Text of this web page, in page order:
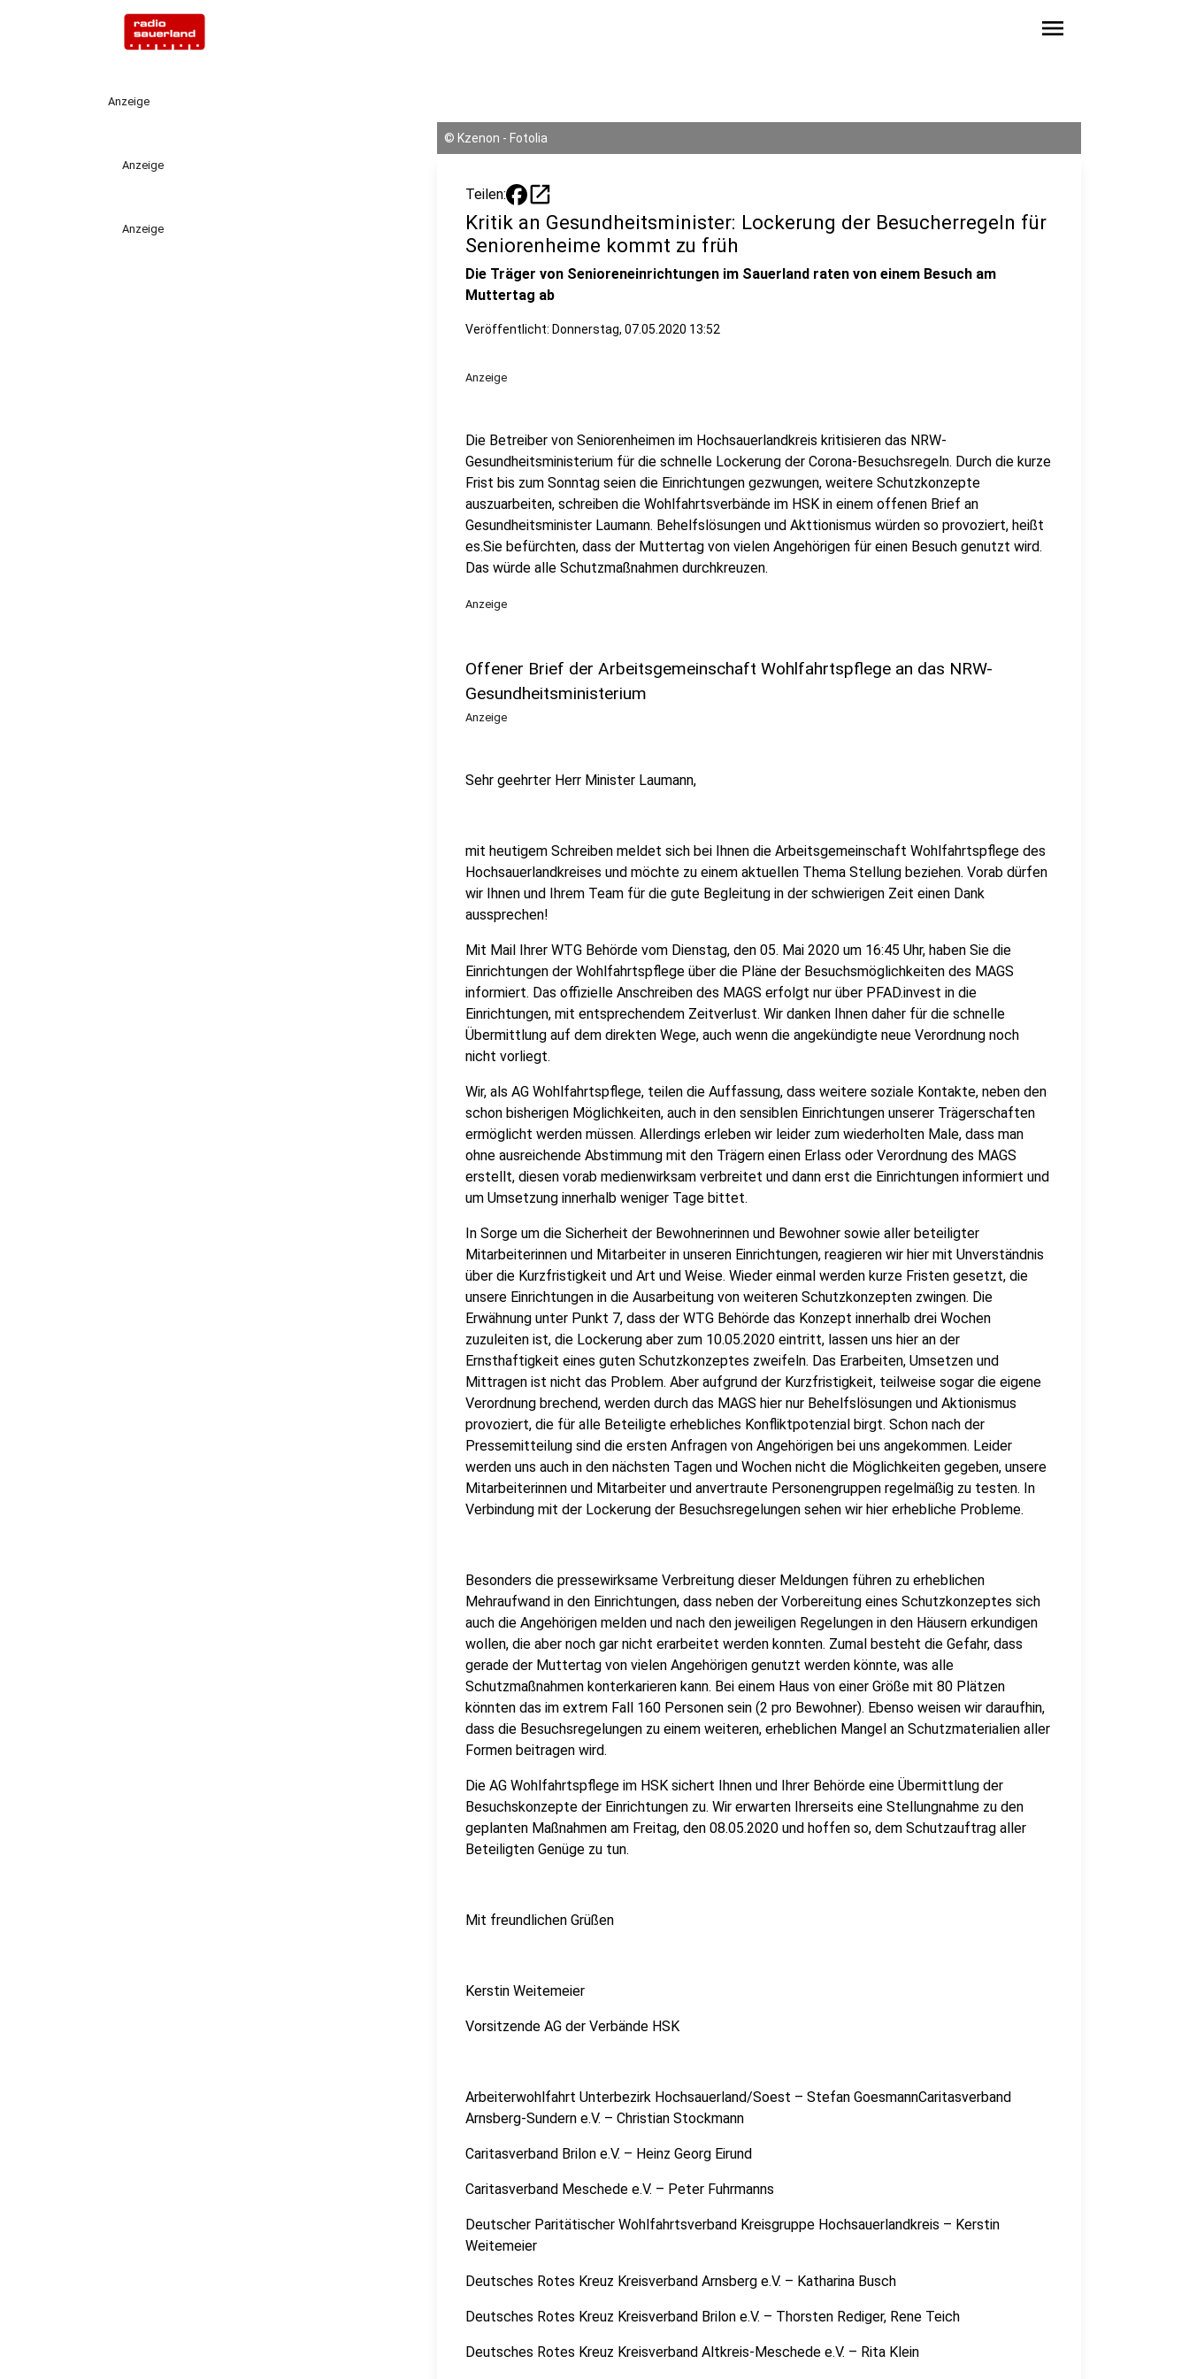
menu
Anzeige
Anzeige
Anzeige
© Kzenon - Fotolia
Teilen: open_in_new
Kritik an Gesundheitsminister: Lockerung der Besucherregeln für
Seniorenheime kommt zu früh
Die Träger von Senioreneinrichtungen im Sauerland raten von einem Besuch am
Muttertag ab
Veröffentlicht: Donnerstag, 07.05.2020 13:52
Anzeige
Die Betreiber von Seniorenheimen im Hochsauerlandkreis kritisieren das NRW-
Gesundheitsministerium für die schnelle Lockerung der Corona-Besuchsregeln. Durch die kurze
Frist bis zum Sonntag seien die Einrichtungen gezwungen, weitere Schutzkonzepte
auszuarbeiten, schreiben die Wohlfahrtsverbände im HSK in einem offenen Brief an
Gesundheitsminister Laumann. Behelfslösungen und Akttionismus würden so provoziert, heißt
es.Sie befürchten, dass der Muttertag von vielen Angehörigen für einen Besuch genutzt wird.
Das würde alle Schutzmaßnahmen durchkreuzen.
Anzeige
Offener Brief der Arbeitsgemeinschaft Wohlfahrtspflege an das NRW-
Gesundheitsministerium
Anzeige
Sehr geehrter Herr Minister Laumann,
mit heutigem Schreiben meldet sich bei Ihnen die Arbeitsgemeinschaft Wohlfahrtspflege des
Hochsauerlandkreises und möchte zu einem aktuellen Thema Stellung beziehen. Vorab dürfen
wir Ihnen und Ihrem Team für die gute Begleitung in der schwierigen Zeit einen Dank
aussprechen!
Mit Mail Ihrer WTG Behörde vom Dienstag, den 05. Mai 2020 um 16:45 Uhr, haben Sie die
Einrichtungen der Wohlfahrtspflege über die Pläne der Besuchsmöglichkeiten des MAGS
informiert. Das offizielle Anschreiben des MAGS erfolgt nur über PFAD.invest in die
Einrichtungen, mit entsprechendem Zeitverlust. Wir danken Ihnen daher für die schnelle
Übermittlung auf dem direkten Wege, auch wenn die angekündigte neue Verordnung noch
nicht vorliegt.
Wir, als AG Wohlfahrtspflege, teilen die Auffassung, dass weitere soziale Kontakte, neben den
schon bisherigen Möglichkeiten, auch in den sensiblen Einrichtungen unserer Trägerschaften
ermöglicht werden müssen. Allerdings erleben wir leider zum wiederholten Male, dass man
ohne ausreichende Abstimmung mit den Trägern einen Erlass oder Verordnung des MAGS
erstellt, diesen vorab medienwirksam verbreitet und dann erst die Einrichtungen informiert und
um Umsetzung innerhalb weniger Tage bittet.
In Sorge um die Sicherheit der Bewohnerinnen und Bewohner sowie aller beteiligter
Mitarbeiterinnen und Mitarbeiter in unseren Einrichtungen, reagieren wir hier mit Unverständnis
über die Kurzfristigkeit und Art und Weise. Wieder einmal werden kurze Fristen gesetzt, die
unsere Einrichtungen in die Ausarbeitung von weiteren Schutzkonzepten zwingen. Die
Erwähnung unter Punkt 7, dass der WTG Behörde das Konzept innerhalb drei Wochen
zuzuleiten ist, die Lockerung aber zum 10.05.2020 eintritt, lassen uns hier an der
Ernsthaftigkeit eines guten Schutzkonzeptes zweifeln. Das Erarbeiten, Umsetzen und
Mittragen ist nicht das Problem. Aber aufgrund der Kurzfristigkeit, teilweise sogar die eigene
Verordnung brechend, werden durch das MAGS hier nur Behelfslösungen und Aktionismus
provoziert, die für alle Beteiligte erhebliches Konfliktpotenzial birgt. Schon nach der
Pressemitteilung sind die ersten Anfragen von Angehörigen bei uns angekommen. Leider
werden uns auch in den nächsten Tagen und Wochen nicht die Möglichkeiten gegeben, unsere
Mitarbeiterinnen und Mitarbeiter und anvertraute Personengruppen regelmäßig zu testen. In
Verbindung mit der Lockerung der Besuchsregelungen sehen wir hier erhebliche Probleme.
Besonders die pressewirksame Verbreitung dieser Meldungen führen zu erheblichen
Mehraufwand in den Einrichtungen, dass neben der Vorbereitung eines Schutzkonzeptes sich
auch die Angehörigen melden und nach den jeweiligen Regelungen in den Häusern erkundigen
wollen, die aber noch gar nicht erarbeitet werden konnten. Zumal besteht die Gefahr, dass
gerade der Muttertag von vielen Angehörigen genutzt werden könnte, was alle
Schutzmaßnahmen konterkarieren kann. Bei einem Haus von einer Größe mit 80 Plätzen
könnten das im extrem Fall 160 Personen sein (2 pro Bewohner). Ebenso weisen wir daraufhin,
dass die Besuchsregelungen zu einem weiteren, erheblichen Mangel an Schutzmaterialien aller
Formen beitragen wird.
Die AG Wohlfahrtspflege im HSK sichert Ihnen und Ihrer Behörde eine Übermittlung der
Besuchskonzepte der Einrichtungen zu. Wir erwarten Ihrerseits eine Stellungnahme zu den
geplanten Maßnahmen am Freitag, den 08.05.2020 und hoffen so, dem Schutzauftrag aller
Beteiligten Genüge zu tun.
Mit freundlichen Grüßen
Kerstin Weitemeier
Vorsitzende AG der Verbände HSK
Arbeiterwohlfahrt Unterbezirk Hochsauerland/Soest – Stefan GoesmannCaritasverband
Arnsberg-Sundern e.V. – Christian Stockmann
Caritasverband Brilon e.V. – Heinz Georg Eirund
Caritasverband Meschede e.V. – Peter Fuhrmanns
Deutscher Paritätischer Wohlfahrtsverband Kreisgruppe Hochsauerlandkreis – Kerstin
Weitemeier
Deutsches Rotes Kreuz Kreisverband Arnsberg e.V. – Katharina Busch
Deutsches Rotes Kreuz Kreisverband Brilon e.V. – Thorsten Rediger, Rene Teich
Deutsches Rotes Kreuz Kreisverband Altkreis-Meschede e.V. – Rita Klein